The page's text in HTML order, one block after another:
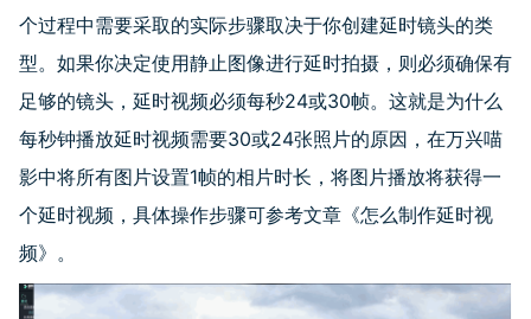
个过程中需要采取的实际步骤取决于你创建延时镜头的类
型。如果你决定使用静止图像进行延时拍摄，则必须确保有
足够的镜头，延时视频必须每秒24或30帧。这就是为什么
每秒钟播放延时视频需要30或24张照片的原因，在万兴喵
影中将所有图片设置1帧的相片时长，将图片播放将获得一
个延时视频，具体操作步骤可参考文章 《怎么制作延时视
频》 。